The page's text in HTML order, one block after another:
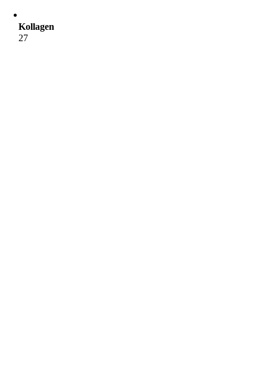
Kollagen
27